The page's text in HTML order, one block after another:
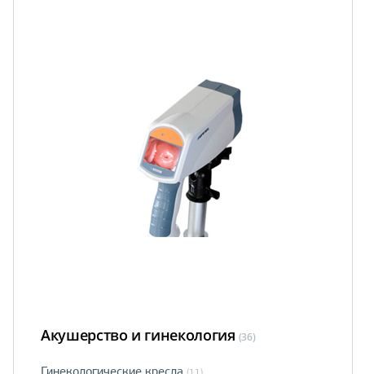
Акушерство и гинекология (36)